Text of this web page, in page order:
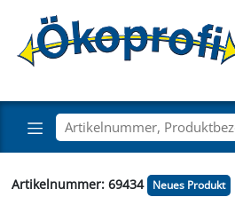
Artikelnummer: 69434 Neues Produkt